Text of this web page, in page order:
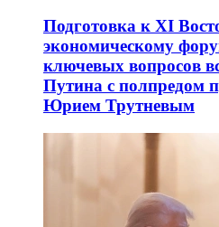
Подготовка к XI
экономическому
ключевых вопросов
Путина с полпредом
Юрием Трутневым